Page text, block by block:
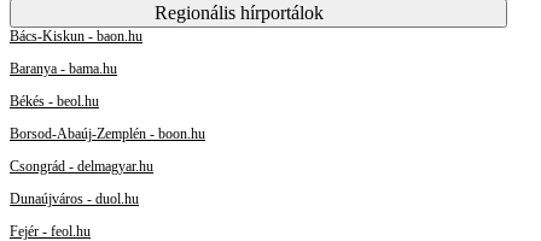
Regionális hírportálok
Bács-Kiskun - baon.hu
Baranya - bama.hu
Békés - beol.hu
Borsod-Abaúj-Zemplén - boon.hu
Csongrád - delmagyar.hu
Dunaújváros - duol.hu
Fejér - feol.hu